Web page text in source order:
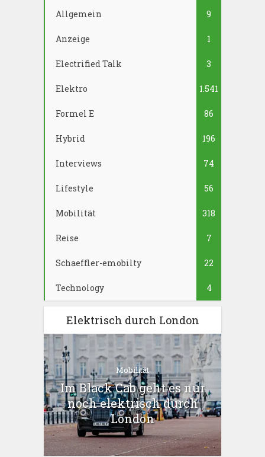
Allgemein 9
Anzeige 1
Electrified Talk 3
Elektro 1.541
Formel E 86
Hybrid 196
Interviews 74
Lifestyle 56
Mobilität 318
Reise 7
Schaeffler-emobilty 22
Technology 4
Elektrisch durch London
Mobilität
Im Black Cab geht es nur
noch elektrisch durch
London